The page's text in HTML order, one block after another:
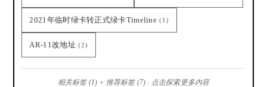
2021年临时绿卡转正式绿卡Timeline (1)
AR-11改地址 (2)
相关标签 (1) + 推荐标签 (7) · 点击探索更多内容